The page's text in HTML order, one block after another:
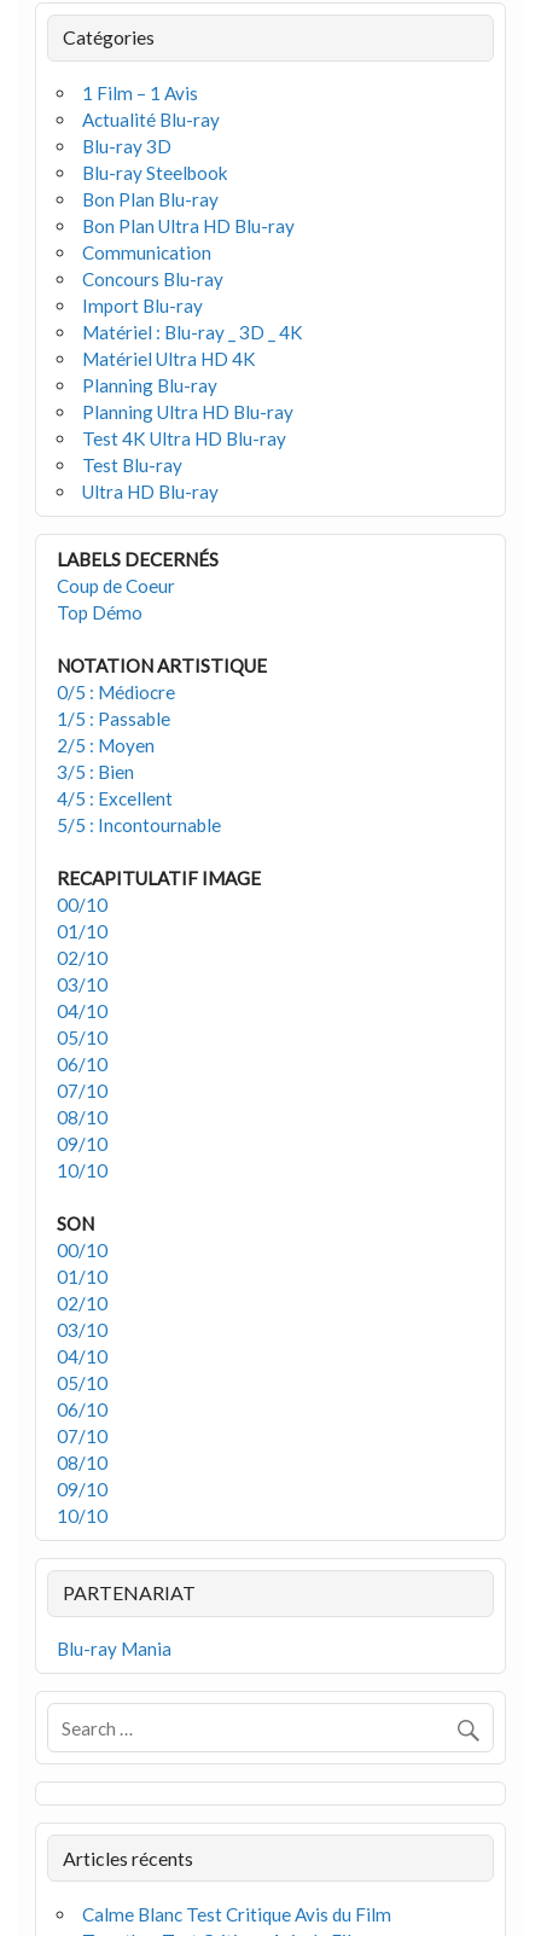
Catégories
1 Film – 1 Avis
Actualité Blu-ray
Blu-ray 3D
Blu-ray Steelbook
Bon Plan Blu-ray
Bon Plan Ultra HD Blu-ray
Communication
Concours Blu-ray
Import Blu-ray
Matériel : Blu-ray _ 3D _ 4K
Matériel Ultra HD 4K
Planning Blu-ray
Planning Ultra HD Blu-ray
Test 4K Ultra HD Blu-ray
Test Blu-ray
Ultra HD Blu-ray
LABELS DECERNÉS
Coup de Coeur
Top Démo
NOTATION ARTISTIQUE
0/5 : Médiocre
1/5 : Passable
2/5 : Moyen
3/5 : Bien
4/5 : Excellent
5/5 : Incontournable
RECAPITULATIF IMAGE
00/10
01/10
02/10
03/10
04/10
05/10
06/10
07/10
08/10
09/10
10/10
SON
00/10
01/10
02/10
03/10
04/10
05/10
06/10
07/10
08/10
09/10
10/10
PARTENARIAT
Blu-ray Mania
Articles récents
Calme Blanc Test Critique Avis du Film